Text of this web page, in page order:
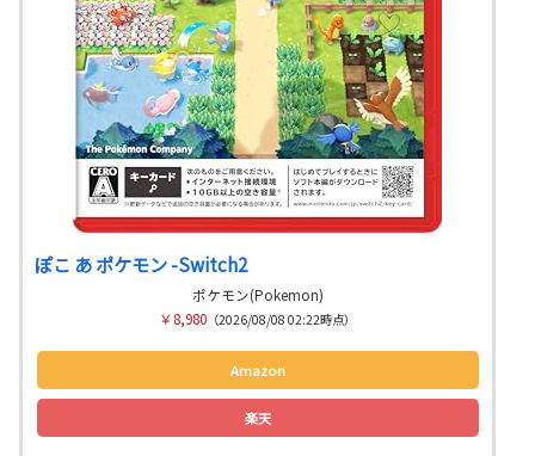
ぽこ あ ポケモン -Switch2
ポケモン(Pokemon)
￥8,980 （2026/08/08 02:22時点）
Amazon
楽天